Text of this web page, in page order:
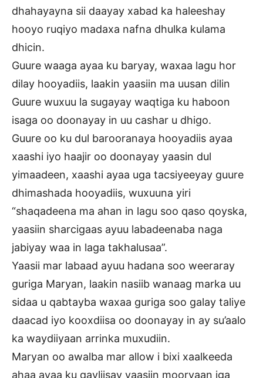
dhahayayna sii daayay xabad ka haleeshay
hooyo ruqiyo madaxa nafna dhulka kulama
dhicin.
Guure waaga ayaa ku baryay, waxaa lagu hor
dilay hooyadiis, laakin yaasiin ma uusan dilin
Guure wuxuu la sugayay waqtiga ku haboon
isaga oo doonayay in uu cashar u dhigo.
Guure oo ku dul barooranaya hooyadiis ayaa
xaashi iyo haajir oo doonayay yaasin dul
yimaadeen, xaashi ayaa uga tacsiyeeyay guure
dhimashada hooyadiis, wuxuuna yiri
“shaqadeena ma ahan in lagu soo qaso qoyska,
yaasiin sharcigaas ayuu labadeenaba naga
jabiyay waa in laga takhalusaa”.
Yaasii mar labaad ayuu hadana soo weeraray
guriga Maryan, laakin nasiib wanaag marka uu
sidaa u qabtayba waxaa guriga soo galay taliye
daacad iyo kooxdiisa oo doonayay in ay su’aalo
ka waydiiyaan arrinka muxudiin.
Maryan oo awalba mar allow i bixi xaalkeeda
ahaa ayaa ku qayliisay yaasiin mooryaan iga